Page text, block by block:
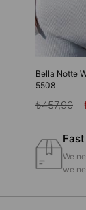
Bella Notte
5508
₺457,90
We
we